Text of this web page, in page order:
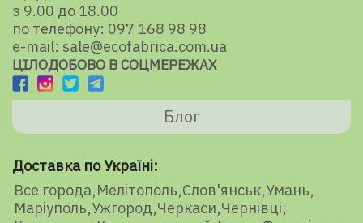
з 9.00 до 18.00
по телефону: 097 168 98 98
e-mail: sale@ecofabrica.com.ua
ЦІЛОДОБОВО В СОЦМЕРЕЖАХ
Блог
Доставка по Україні:
Все города Мелітополь Слов'янськ Умань
Маріуполь Ужгород Черкаси Чернівці